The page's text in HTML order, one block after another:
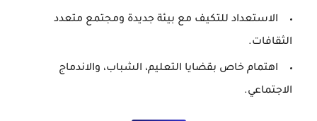
الاستعداد للتكيف مع بيئة جديدة ومجتمع متعدد
الثقافات.
اهتمام خاص بقضايا التعليم، الشباب، والاندماج
الاجتماعي.